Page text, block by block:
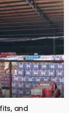
and